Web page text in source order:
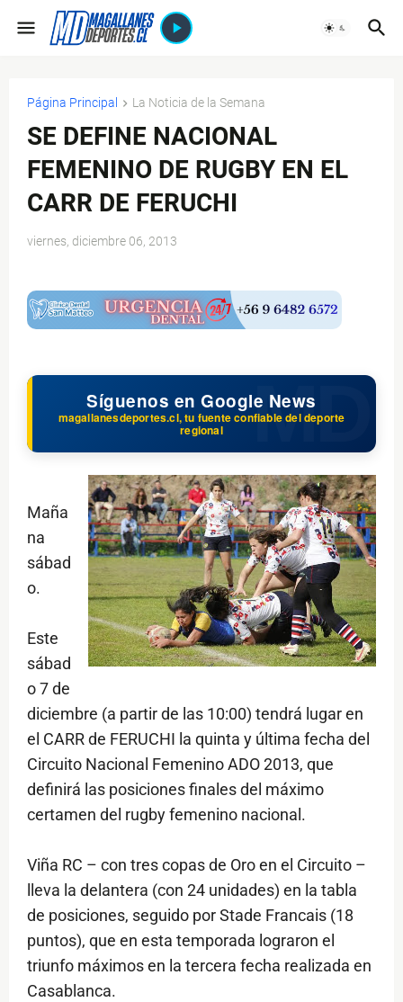
Página Principal La Noticia de la Semana
SE DEFINE NACIONAL
FEMENINO DE RUGBY EN EL
CARR DE FERUCHI
viernes, diciembre 06, 2013
Síguenos en Google News
magallanesdeportes.cl, tu fuente confiable del deporte
regional
Maña
na
sábad
o.
Este
sábad
o 7 de
diciembre (a partir de las 10:00) tendrá lugar en
el CARR de FERUCHI la quinta y última fecha del
Circuito Nacional Femenino ADO 2013, que
definirá las posiciones finales del máximo
certamen del rugby femenino nacional.
Viña RC – con tres copas de Oro en el Circuito –
lleva la delantera (con 24 unidades) en la tabla
de posiciones, seguido por Stade Francais (18
puntos), que en esta temporada lograron el
triunfo máximos en la tercera fecha realizada en
Casablanca.